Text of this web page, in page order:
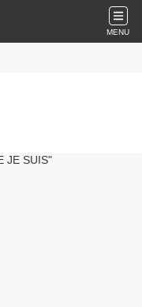
MENU